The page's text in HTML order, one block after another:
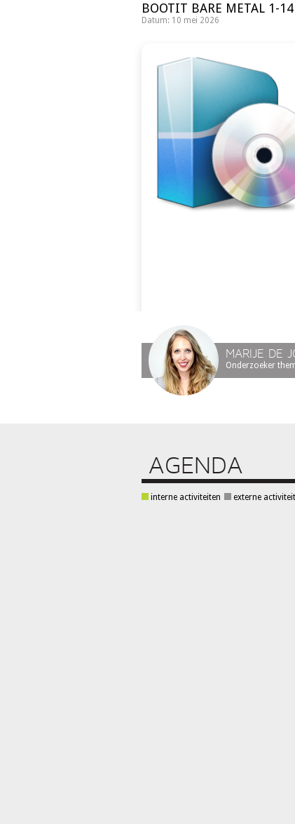
BOOTIT BARE METAL 1-
Datum: 10 mei 2026
MARIJE DE
Onderzoeker
AGENDA
interne activiteiten externe